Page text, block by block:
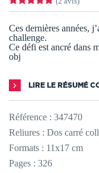
Ces dernières années,
challenge.
Ce défi est ancré dans
obj
LIRE LE RÉSUMÉ
Référence : 347470
Reliures : Dos carré
Formats : 11x17 cm
Pages : 326